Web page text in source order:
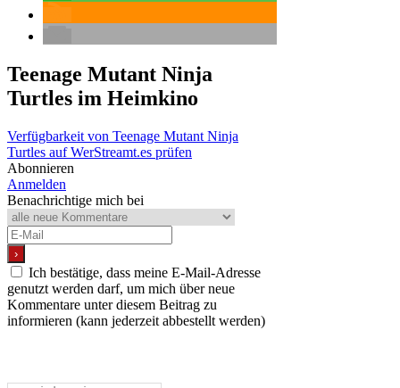
Teenage Mutant Ninja
Turtles im Heimkino
Verfügbarkeit von Teenage Mutant Ninja
Turtles auf WerStreamt.es prüfen
Abonnieren
Anmelden
Benachrichtige mich bei
Ich bestätige, dass meine E-Mail-Adresse
genutzt werden darf, um mich über neue
Kommentare unter diesem Beitrag zu
informieren (kann jederzeit abbestellt werden)